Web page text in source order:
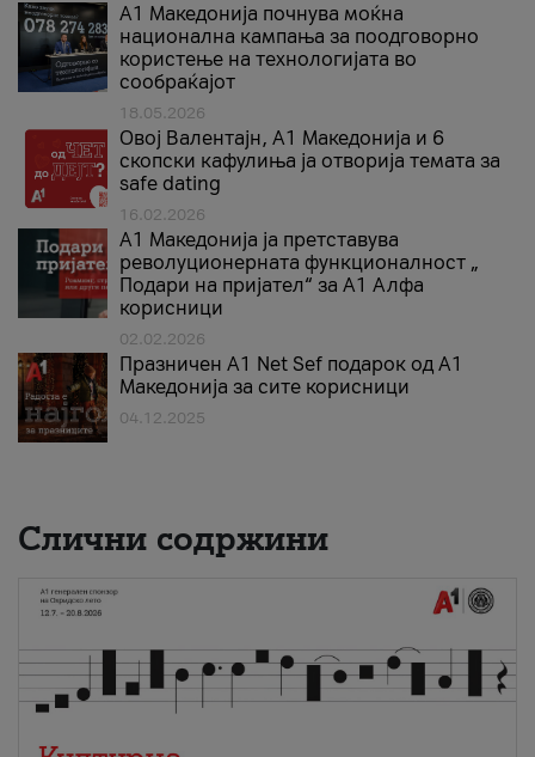
A1 Македонија почнува моќна
национална кампања за поодговорно
користење на технологијата во
сообраќајот
18.05.2026
Овој Валентајн, A1 Македонија и 6
скопски кафулиња ја отворија темата за
safe dating
16.02.2026
А1 Македонија ја претставува
револуционерната функционалност „
Подари на пријател“ за А1 Алфа
корисници
02.02.2026
Празничен A1 Net Sеf подарок од А1
Македонија за сите корисници
04.12.2025
Слични содржини